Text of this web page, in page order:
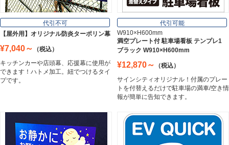
フレーム／看板枠
Frame
Magnet Sheet
代引不可
【屋外用】オリジナル防炎ターポリン幕
¥7,040～
（税込）
キッチンカーや店頭幕、応援幕に使用が
できます！ハトメ加工。紐でつけるタイ
プです。
代引可能
W910×H600mm
満空プレート付 駐車場看板 テンプレ1
ブラック W910×H600mm
¥12,870～
（税込）
サインシティオリジナル！付属のプレー
トを付替えるだけで駐車場の満車/空き情
報が簡単に告知できます。